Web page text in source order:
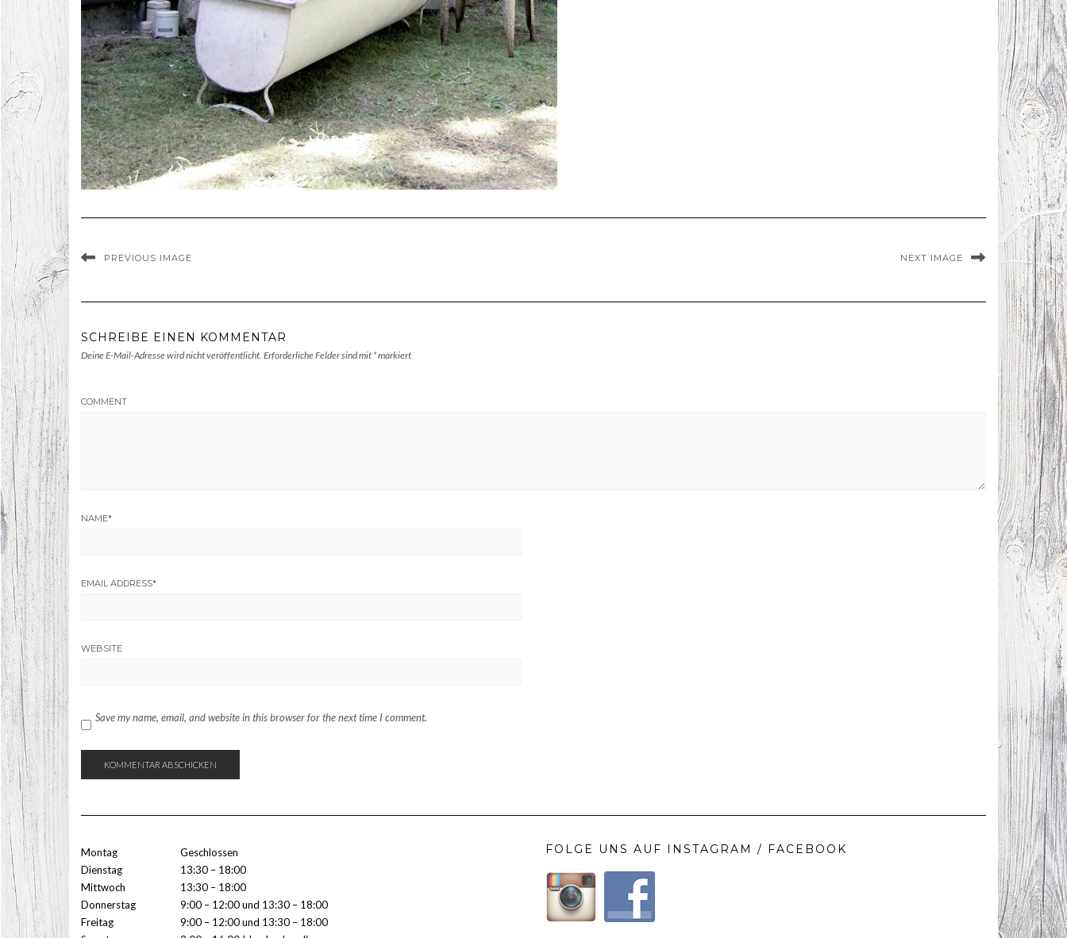
PREVIOUS IMAGE NEXT IMAGE
SCHREIBE EINEN KOMMENTAR
Deine E-Mail-Adresse wird nicht veröffentlicht. Erforderliche Felder sind mit *markiert
COMMENT
NAME*
EMAIL ADDRESS*
WEBSITE
Save my name, email, and website in this browser for the next time I comment.
Montag
Geschlossen
Dienstag
13:30 – 18:00
Mittwoch
13:30 – 18:00
Donnerstag
9:00 – 12:00 und 13:30 – 18:00
Freitag
9:00 – 12:00 und 13:30 – 18:00
FOLGE UNS AUF INSTAGRAM / FACEBOOK